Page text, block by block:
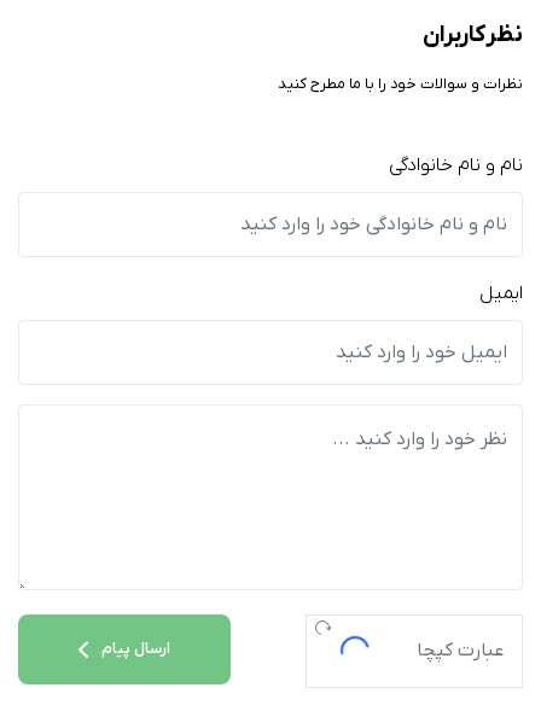
نظر کاربران
نظرات و سوالات خود را با ما مطرح کنید
نام و نام خانوادگی
ایمیل
ارسال پیام